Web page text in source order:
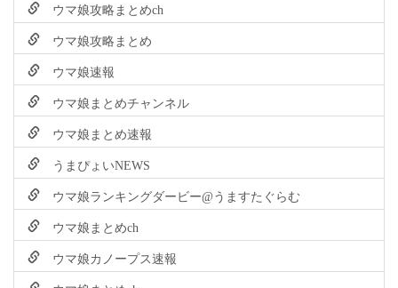
ウマ娘攻略まとめch
ウマ娘攻略まとめ
ウマ娘速報
ウマ娘まとめチャンネル
ウマ娘まとめ速報
うまぴょいNEWS
ウマ娘ランキングダービー@うますたぐらむ
ウマ娘まとめch
ウマ娘カノープス速報